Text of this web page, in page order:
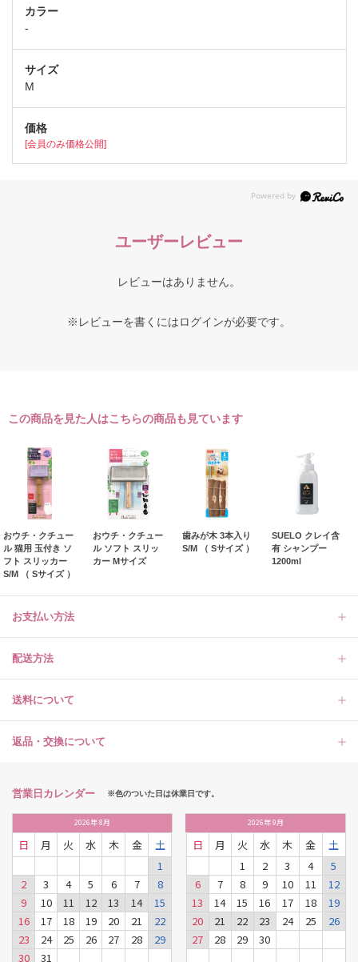
-
M
[会員のみ価格公開]
ユーザーレビュー
レビューはありません。
※レビューを書くにはログインが必要です。
この商品を見た人はこちらの商品も見ています
おウチ・クチュー
ル 猫用 玉付き ソ
フト スリッカー
S/M （ Sサイズ ）
おウチ・クチュー
ル ソフト スリッ
カー Mサイズ
歯みが木 3本入り
S/M （ Sサイズ ）
SUELO クレイ含
有 シャンプー
1200ml
お支払い方法
配送方法
送料について
返品・交換について
営業日カレンダー ※色のついた日は休業日です。
2026年8月
日 月 火 水 木 金
土
1
2
3 4 5 6 7
8
9
10 11 12 13 14
15
16
17 18 19 20 21
22
23
24 25 26 27 28
29
30
31
2026年9月
日 月 火 水 木 金
土
1
2 3 4
5
6
7 8 9 10 11
12
13
14 15 16 17 18
19
20
21 22 23 24 25
26
27
28 29 30